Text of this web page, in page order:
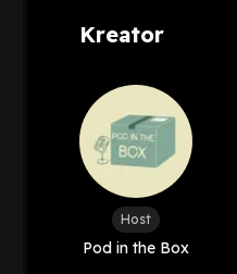
Kreator
Host
Pod in the Box